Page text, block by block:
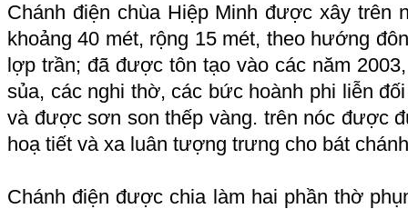
Chánh điện chùa Hiệp Minh được xây trên
khoảng 40 mét, rộng 15 mét, theo hướng
lợp trần; đã được tôn tạo vào các năm
sủa, các nghi thờ, các bức hoành phi liễn
và được sơn son thếp vàng. trên nóc được
hoạ tiết và xa luân tượng trưng cho bát
Chánh điện được chia làm hai phần thờ